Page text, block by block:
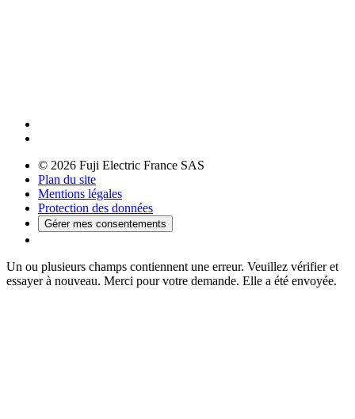
© 2026 Fuji Electric France SAS
Plan du site
Mentions légales
Protection des données
Gérer mes consentements
Un ou plusieurs champs contiennent une erreur. Veuillez vérifier et
essayer à nouveau. Merci pour votre demande. Elle a été envoyée.